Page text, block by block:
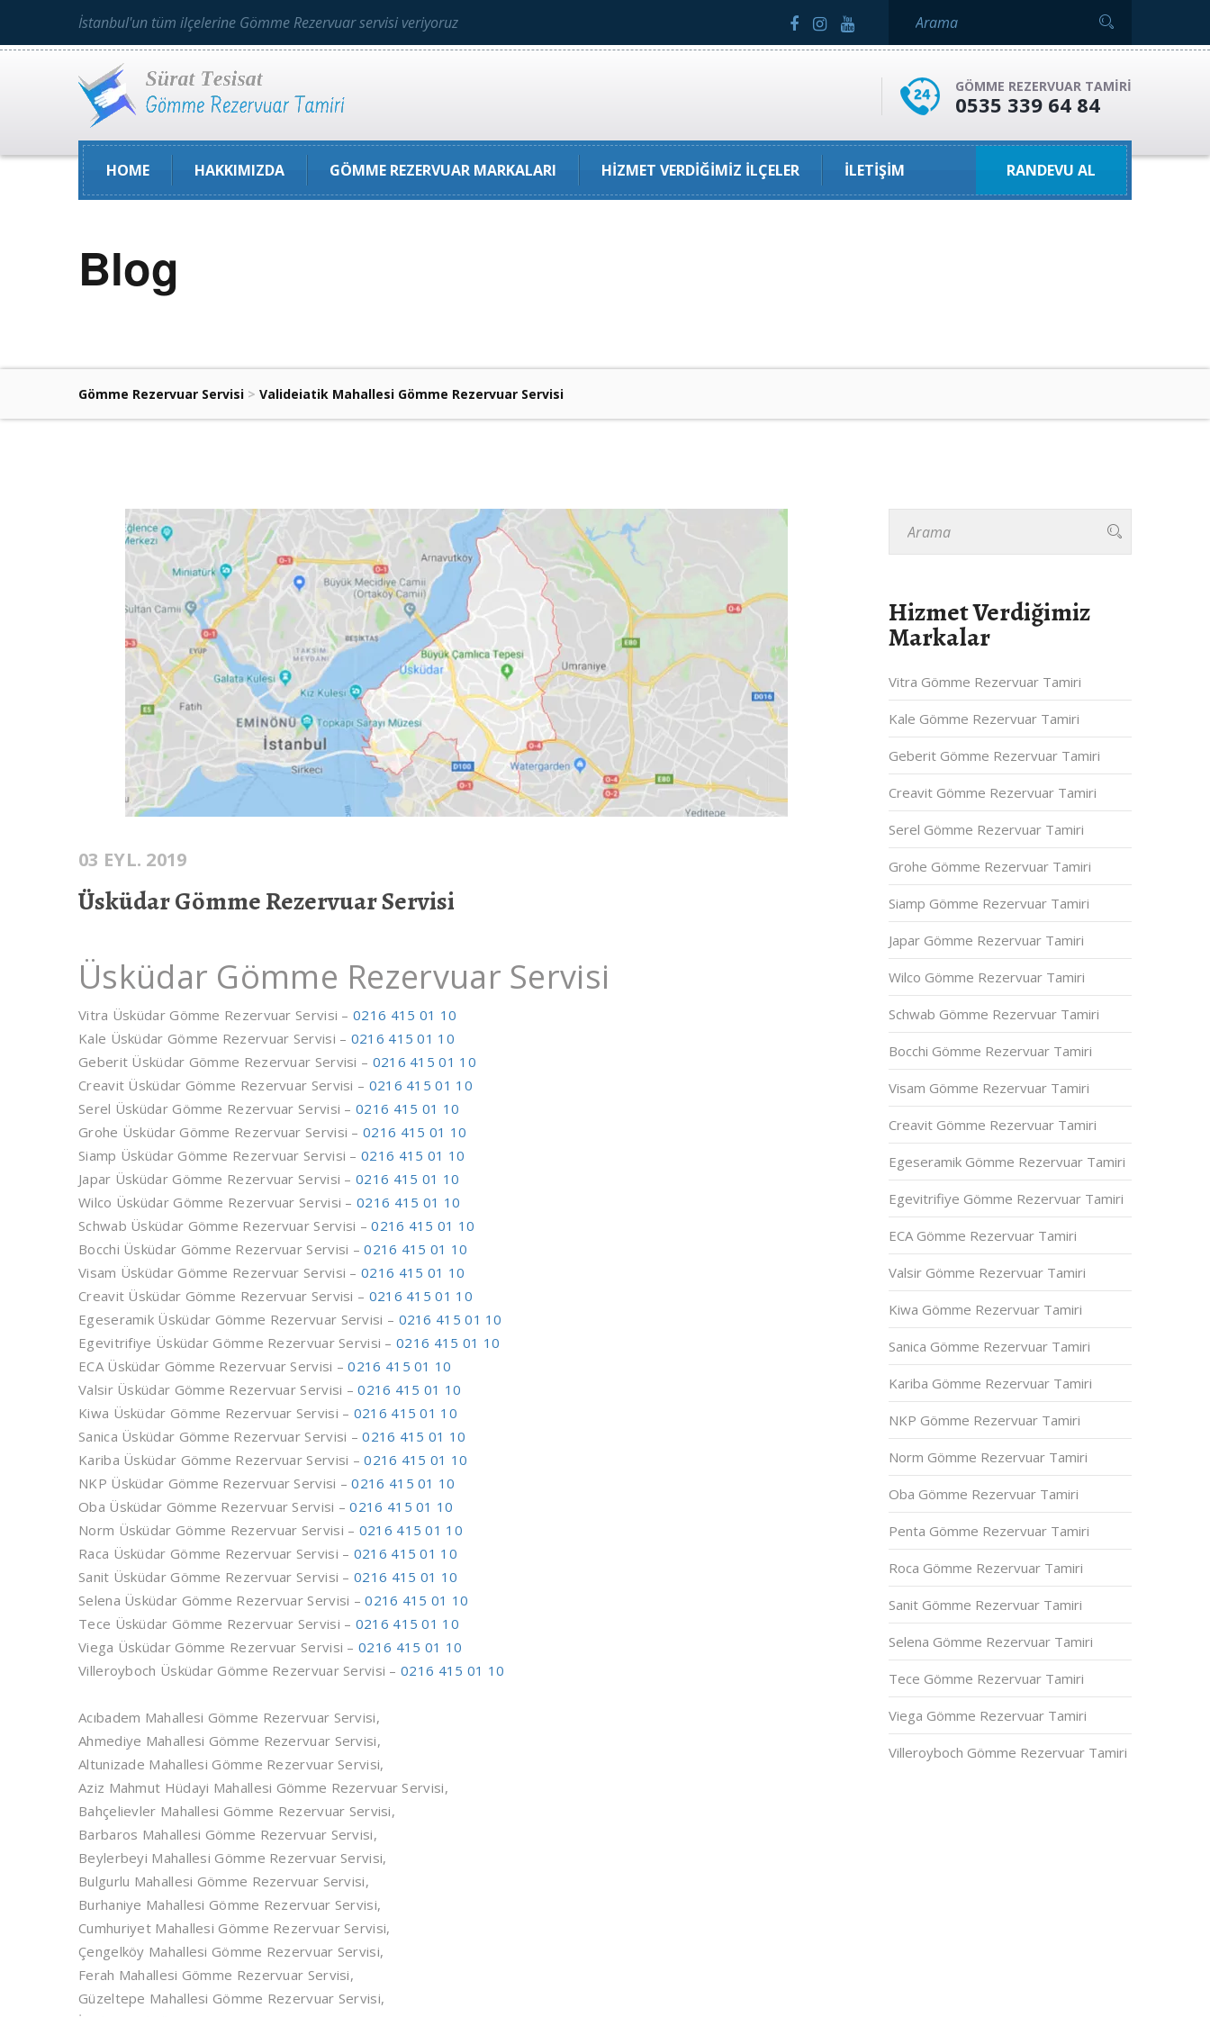
İstanbul'un tüm ilçelerine Gömme Rezervuar servisi veriyoruz
GÖMME REZERVUAR TAMIRI
0535 339 64 84
HOME HAKKIMIZDA GÖMME REZERVUAR MARKALARI HIZMET VERDIĞIMIZ İLÇELER İLETIŞIM RANDEVU AL
Blog
Gömme Rezervuar Servisi > Valideiatik Mahallesi Gömme Rezervuar Servisi
03 EYL. 2019
Üsküdar Gömme Rezervuar Servisi
Üsküdar Gömme Rezervuar Servisi
Vitra Üsküdar Gömme Rezervuar Servisi – 0216 415 01 10
Kale Üsküdar Gömme Rezervuar Servisi – 0216 415 01 10
Geberit Üsküdar Gömme Rezervuar Servisi – 0216 415 01 10
Creavit Üsküdar Gömme Rezervuar Servisi – 0216 415 01 10
Serel Üsküdar Gömme Rezervuar Servisi – 0216 415 01 10
Grohe Üsküdar Gömme Rezervuar Servisi – 0216 415 01 10
Siamp Üsküdar Gömme Rezervuar Servisi – 0216 415 01 10
Japar Üsküdar Gömme Rezervuar Servisi – 0216 415 01 10
Wilco Üsküdar Gömme Rezervuar Servisi – 0216 415 01 10
Schwab Üsküdar Gömme Rezervuar Servisi –0216 415 01 10
Bocchi Üsküdar Gömme Rezervuar Servisi –0216 415 01 10
Visam Üsküdar Gömme Rezervuar Servisi – 0216 415 01 10
Creavit Üsküdar Gömme Rezervuar Servisi – 0216 415 01 10
Egeseramik Üsküdar Gömme Rezervuar Servisi – 0216 415 01 10
Egevitrifiye Üsküdar Gömme Rezervuar Servisi –0216 415 01 10
ECA Üsküdar Gömme Rezervuar Servisi –0216 415 01 10
Valsir Üsküdar Gömme Rezervuar Servisi –0216 415 01 10
Kiwa Üsküdar Gömme Rezervuar Servisi – 0216 415 01 10
Sanica Üsküdar Gömme Rezervuar Servisi –0216 415 01 10
Kariba Üsküdar Gömme Rezervuar Servisi –0216 415 01 10
NKP Üsküdar Gömme Rezervuar Servisi –0216 415 01 10
Oba Üsküdar Gömme Rezervuar Servisi –0216 415 01 10
Norm Üsküdar Gömme Rezervuar Servisi – 0216 415 01 10
Raca Üsküdar Gömme Rezervuar Servisi – 0216 415 01 10
Sanit Üsküdar Gömme Rezervuar Servisi – 0216 415 01 10
Selena Üsküdar Gömme Rezervuar Servisi –0216 415 01 10
Tece Üsküdar Gömme Rezervuar Servisi – 0216 415 01 10
Viega Üsküdar Gömme Rezervuar Servisi – 0216 415 01 10
Villeroyboch Üsküdar Gömme Rezervuar Servisi –0216 415 01 10
Acıbadem Mahallesi Gömme Rezervuar Servisi,
Ahmediye Mahallesi Gömme Rezervuar Servisi,
Altunizade Mahallesi Gömme Rezervuar Servisi,
Aziz Mahmut Hüdayi Mahallesi Gömme Rezervuar Servisi,
Bahçelievler Mahallesi Gömme Rezervuar Servisi,
Barbaros Mahallesi Gömme Rezervuar Servisi,
Beylerbeyi Mahallesi Gömme Rezervuar Servisi,
Bulgurlu Mahallesi Gömme Rezervuar Servisi,
Burhaniye Mahallesi Gömme Rezervuar Servisi,
Cumhuriyet Mahallesi Gömme Rezervuar Servisi,
Çengelköy Mahallesi Gömme Rezervuar Servisi,
Ferah Mahallesi Gömme Rezervuar Servisi,
Güzeltepe Mahallesi Gömme Rezervuar Servisi,
Hizmet Verdiğimiz
Markalar
Vitra Gömme Rezervuar Tamiri
Kale Gömme Rezervuar Tamiri
Geberit Gömme Rezervuar Tamiri
Creavit Gömme Rezervuar Tamiri
Serel Gömme Rezervuar Tamiri
Grohe Gömme Rezervuar Tamiri
Siamp Gömme Rezervuar Tamiri
Japar Gömme Rezervuar Tamiri
Wilco Gömme Rezervuar Tamiri
Schwab Gömme Rezervuar Tamiri
Bocchi Gömme Rezervuar Tamiri
Visam Gömme Rezervuar Tamiri
Creavit Gömme Rezervuar Tamiri
Egeseramik Gömme Rezervuar Tamiri
Egevitrifiye Gömme Rezervuar Tamiri
ECA Gömme Rezervuar Tamiri
Valsir Gömme Rezervuar Tamiri
Kiwa Gömme Rezervuar Tamiri
Sanica Gömme Rezervuar Tamiri
Kariba Gömme Rezervuar Tamiri
NKP Gömme Rezervuar Tamiri
Norm Gömme Rezervuar Tamiri
Oba Gömme Rezervuar Tamiri
Penta Gömme Rezervuar Tamiri
Roca Gömme Rezervuar Tamiri
Sanit Gömme Rezervuar Tamiri
Selena Gömme Rezervuar Tamiri
Tece Gömme Rezervuar Tamiri
Viega Gömme Rezervuar Tamiri
Villeroyboch Gömme Rezervuar Tamiri